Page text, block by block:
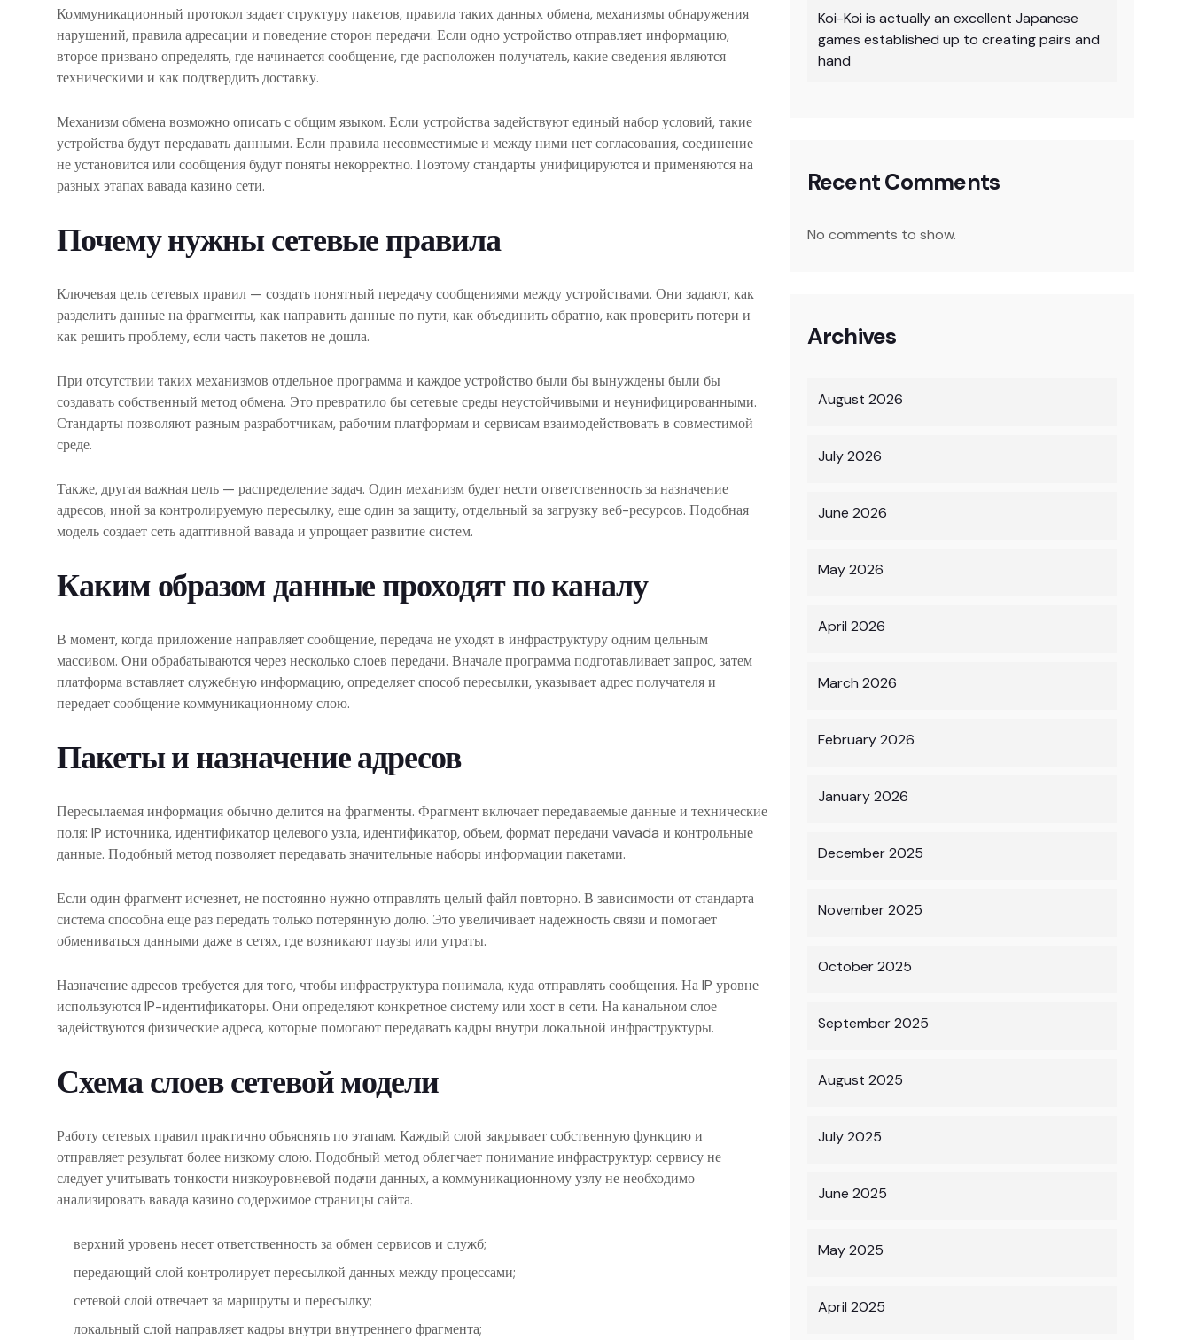
Коммуникационный протокол задает структуру пакетов, правила таких данных обмена, механизмы обнаружения
нарушений, правила адресации и поведение сторон передачи. Если одно устройство отправляет информацию,
второе призвано определять, где начинается сообщение, где расположен получатель, какие сведения являются
техническими и как подтвердить доставку.
Механизм обмена возможно описать с общим языком. Если устройства задействуют единый набор условий, такие
устройства будут передавать данными. Если правила несовместимые и между ними нет согласования, соединение
не установится или сообщения будут поняты некорректно. Поэтому стандарты унифицируются и применяются на
разных этапах вавада казино сети.
Почему нужны сетевые правила
Ключевая цель сетевых правил — создать понятный передачу сообщениями между устройствами. Они задают, как
разделить данные на фрагменты, как направить данные по пути, как объединить обратно, как проверить потери и
как решить проблему, если часть пакетов не дошла.
При отсутствии таких механизмов отдельное программа и каждое устройство были бы вынуждены были бы
создавать собственный метод обмена. Это превратило бы сетевые среды неустойчивыми и неунифицированными.
Стандарты позволяют разным разработчикам, рабочим платформам и сервисам взаимодействовать в совместимой
среде.
Также, другая важная цель — распределение задач. Один механизм будет нести ответственность за назначение
адресов, иной за контролируемую пересылку, еще один за защиту, отдельный за загрузку веб-ресурсов. Подобная
модель создает сеть адаптивной вавада и упрощает развитие систем.
Каким образом данные проходят по каналу
В момент, когда приложение направляет сообщение, передача не уходят в инфраструктуру одним цельным
массивом. Они обрабатываются через несколько слоев передачи. Вначале программа подготавливает запрос, затем
платформа вставляет служебную информацию, определяет способ пересылки, указывает адрес получателя и
передает сообщение коммуникационному слою.
Пакеты и назначение адресов
Пересылаемая информация обычно делится на фрагменты. Фрагмент включает передаваемые данные и технические
поля: IP источника, идентификатор целевого узла, идентификатор, объем, формат передачи vavada и контрольные
данные. Подобный метод позволяет передавать значительные наборы информации пакетами.
Если один фрагмент исчезнет, не постоянно нужно отправлять целый файл повторно. В зависимости от стандарта
система способна еще раз передать только потерянную долю. Это увеличивает надежность связи и помогает
обмениваться данными даже в сетях, где возникают паузы или утраты.
Назначение адресов требуется для того, чтобы инфраструктура понимала, куда отправлять сообщения. На IP уровне
используются IP-идентификаторы. Они определяют конкретное систему или хост в сети. На канальном слое
задействуются физические адреса, которые помогают передавать кадры внутри локальной инфраструктуры.
Схема слоев сетевой модели
Работу сетевых правил практично объяснять по этапам. Каждый слой закрывает собственную функцию и
отправляет результат более низкому слою. Подобный метод облегчает понимание инфраструктур: сервису не
следует учитывать тонкости низкоуровневой подачи данных, а коммуникационному узлу не необходимо
анализировать вавада казино содержимое страницы сайта.
верхний уровень несет ответственность за обмен сервисов и служб;
передающий слой контролирует пересылкой данных между процессами;
сетевой слой отвечает за маршруты и пересылку;
локальный слой направляет кадры внутри внутреннего фрагмента;
Koi-Koi is actually an excellent Japanese
games established up to creating pairs and
hand
Recent Comments
No comments to show.
Archives
August 2026
July 2026
June 2026
May 2026
April 2026
March 2026
February 2026
January 2026
December 2025
November 2025
October 2025
September 2025
August 2025
July 2025
June 2025
May 2025
April 2025